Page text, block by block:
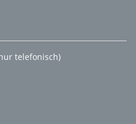
telefonisch)